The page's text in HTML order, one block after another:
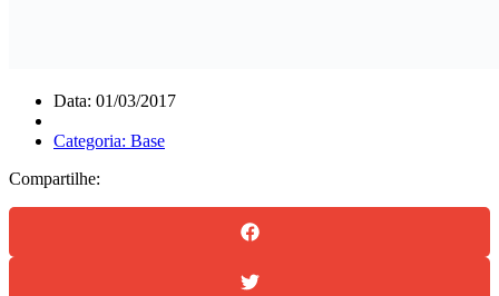
Data: 01/03/2017
Categoria: Base
Compartilhe: